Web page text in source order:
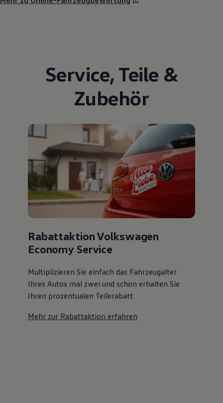
Service, Teile &
Zubehör
Rabattaktion Volkswagen
Economy Service
Multiplizieren Sie einfach das Fahrzeugalter
Ihres Autos mal zwei und schon erhalten Sie
Ihren prozentualen Teilerabatt.
Mehr zur Rabattaktion erfahren